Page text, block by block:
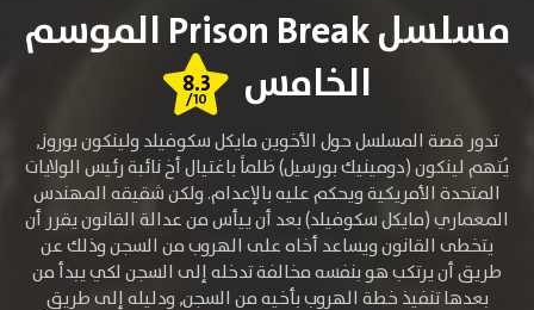
مسلسل Prison Break الموسم
الخامس
8.3
/10
تدور قصة المسلسل حول الأخوين مايكل سكوفيلد ولينكون بوروز,
يُتهم لينكون (دومينيك بورسيل) ظلماً باغتيال أخ نائبة رئيس الولايات
المتحدة الأمريكية ويحكم عليه بالإعدام. ولكن شقيقه المهندس
المعماري (مايكل سكوفيلد) بعد أن ييأس من عدالة القانون يقرر أن
يتخطى القانون ويساعد أخاه على الهروب من السجن وذلك عن
طريق أن يرتكب هو بنفسه مخالفة تدخله إلى السجن لكي يبدأ من
بعدها تنفيذ خطة الهروب بأخيه من السجن, ودليله إلى طريق